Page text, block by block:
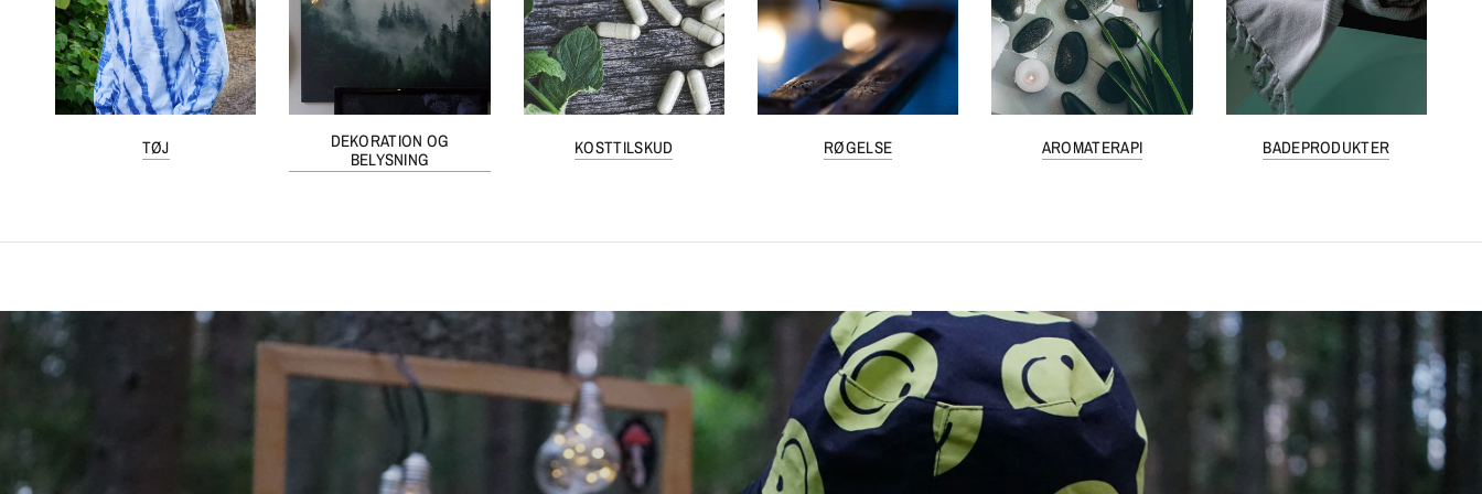
TØJ
DEKORATION OG
BELYSNING
KOSTTILSKUD RØGELSE AROMATERAPI BADEPRODUKTER